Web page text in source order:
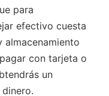
para
efectivo cuesta
almacenamiento
con tarjeta o
un